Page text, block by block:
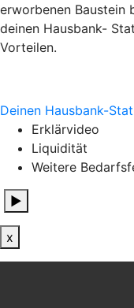
erworbenen Baustein
deinen Hausbank-
Vorteilen.
Deinen Hausbank-
Erklärvideo
Liquidität
Weitere
▶
x